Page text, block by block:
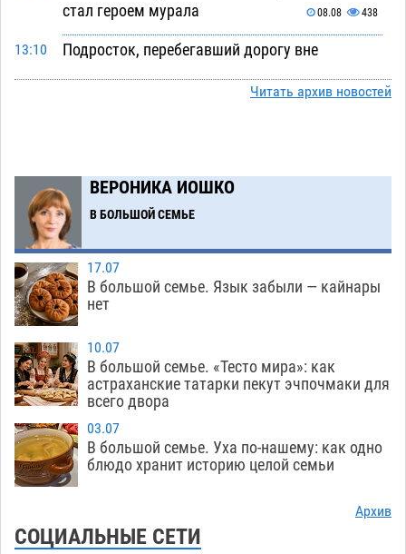
стал героем мурала
08.08 438
13:10
Подросток, перебегавший дорогу вне
08.08 575
08.08 376
10:51
Фаворитская ноша: астраханские
гандболисты крупно проиграли пермякам
09:00
Лидеры чеченской диаспоры в Астрахани
осудили выходку молодого лихача с улицы
Никольской
18:00
Завтра астраханцы проведут день в режиме
экстремальной температурной нагрузки
17:09
Астраханский котлован с мусором угрожает
плодородию Харабалинского района
582
16:24 Игорь Редькин проинспектировал
Читать архив новостей
ВЕРОНИКА ИОШКО
В БОЛЬШОЙ СЕМЬЕ
17.07
В большой семье. Язык забыли — кайнары
нет
10.07
В большой семье. «Тесто мира»: как
астраханские татарки пекут эчпочмаки для
всего двора
03.07
В большой семье. Уха по-нашему: как одно
блюдо хранит историю целой семьи
Архив
СОЦИАЛЬНЫЕ СЕТИ